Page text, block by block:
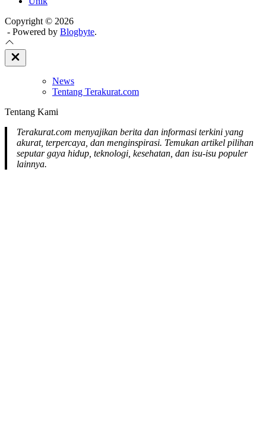
Copyright © 2026
- Powered by Blogbyte.
Close
Off
News
Tentang Terakurat.com
Tentang Kami
Terakurat.com menyajikan berita dan informasi terkini yang
akurat, terpercaya, dan menginspirasi. Temukan artikel pilihan
seputar gaya hidup, teknologi, kesehatan, dan isu-isu populer
lainnya.